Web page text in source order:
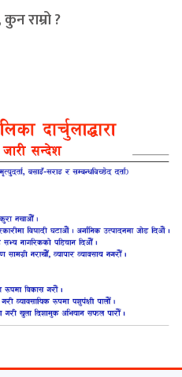
राम्रो ?